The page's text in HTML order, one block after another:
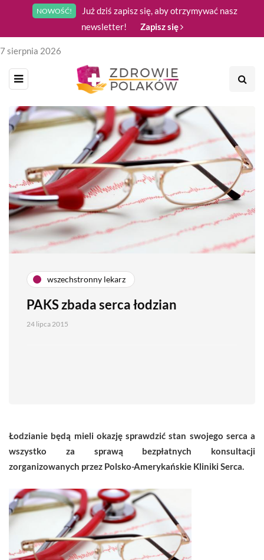
NOWOŚĆ!
Już dziś zapisz się, aby otrzymywać nasz
newsletter!
Zapisz się
7 sierpnia 2026
wszechstronny lekarz
PAKS zbada serca łodzian
24 lipca 2015
Łodzianie będą mieli okazję sprawdzić stan swojego serca a
wszystko za sprawą bezpłatnych konsultacji
zorganizowanych przez Polsko-Amerykańskie Kliniki Serca.